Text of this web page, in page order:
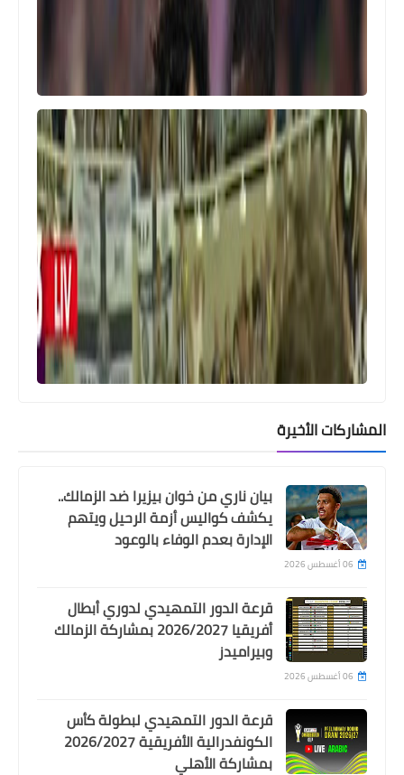
الهزيمة الاولى .. بيراميدز يخسر امام
مودرن سبورت قبل مواجهة الاهلي في
Egypt
شوبير يكشف موقف بن رمضان من مباراة
الاهلي و بيراميدز
المشاركات الأخيرة
بيان ناري من خوان بيزيرا ضد الزمالك..
يكشف كواليس أزمة الرحيل ويتهم
الإدارة بعدم الوفاء بالوعود
06 أغسطس 2026
قرعة الدور التمهيدي لدوري أبطال
أفريقيا 2026/2027 بمشاركة الزمالك
وبيراميدز
06 أغسطس 2026
قرعة الدور التمهيدي لبطولة كأس
الكونفدرالية الأفريقية 2026/2027
بمشاركة الأهلي